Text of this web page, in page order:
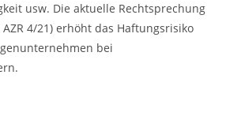
usw. Die aktuelle Rechtsprechung
4/21) erhöht das Haftungsrisiko
bei